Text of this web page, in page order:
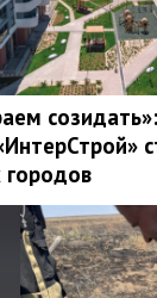
городов